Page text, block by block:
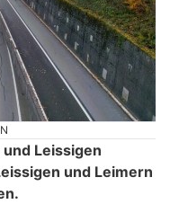
Leissigen
und Leimern